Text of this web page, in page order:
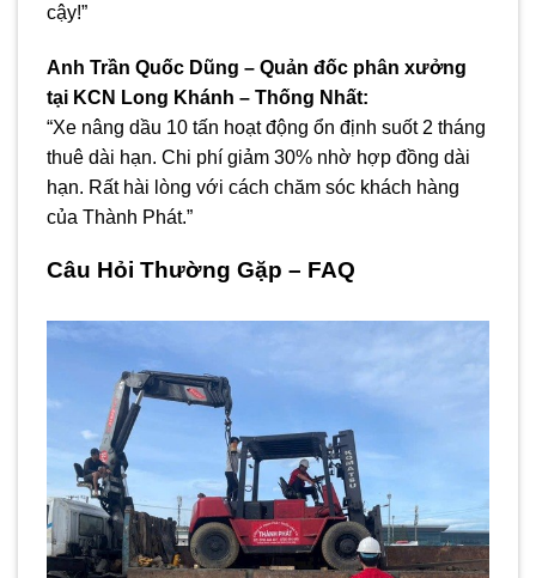
cậy!”
Anh Trần Quốc Dũng – Quản đốc phân xưởng
tại KCN Long Khánh – Thống Nhất:
“Xe nâng dầu 10 tấn hoạt động ổn định suốt 2 tháng
thuê dài hạn. Chi phí giảm 30% nhờ hợp đồng dài
hạn. Rất hài lòng với cách chăm sóc khách hàng
của Thành Phát.”
Câu Hỏi Thường Gặp – FAQ